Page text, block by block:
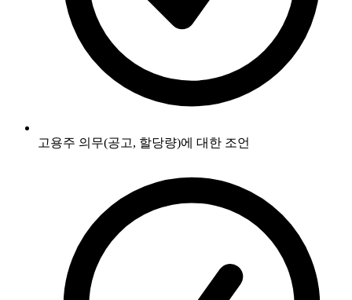
고용주 의무(공고, 할당량)에 대한 조언